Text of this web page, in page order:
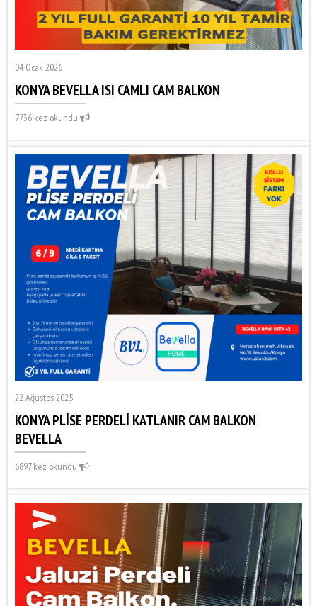
04 Ocak 2026
KONYA BEVELLA ISI CAMLI CAM BALKON
7736 kez okundu
22 Ağustos 2025
KONYA PLİSE PERDELİ KATLANIR CAM BALKON
BEVELLA
6897 kez okundu